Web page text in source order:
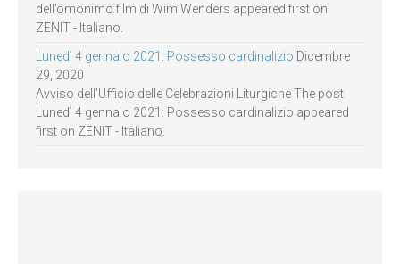
dell’omonimo film di Wim Wenders appeared first on
ZENIT - Italiano.
Lunedì 4 gennaio 2021: Possesso cardinalizio Dicembre
29, 2020
Avviso dell’Ufficio delle Celebrazioni Liturgiche The post
Lunedì 4 gennaio 2021: Possesso cardinalizio appeared
first on ZENIT - Italiano.